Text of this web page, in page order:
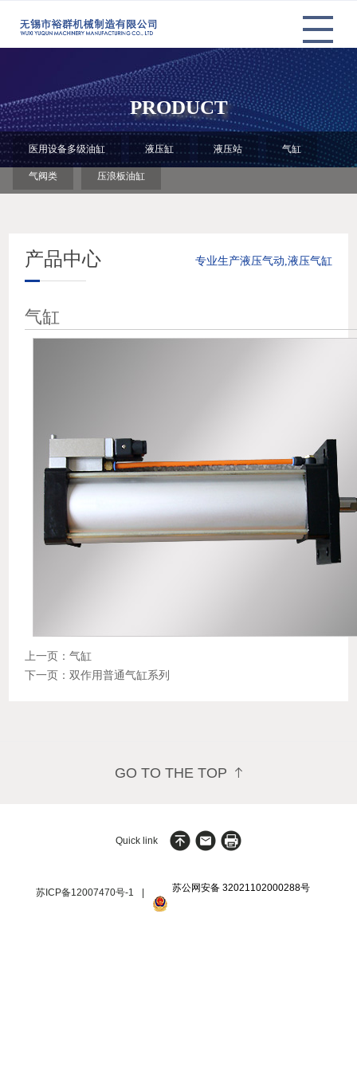
content
PRODUCT
医用设备多级油缸 液压缸 液压站 气缸
气阀类 压浪板油缸
产品中心 专业生产液压气动,液压气缸
气缸
上一页：气缸
下一页：双作用普通气缸系列
GO TO THE TOP
苏ICP备12007470号-1 苏公网安备 32021102000288号